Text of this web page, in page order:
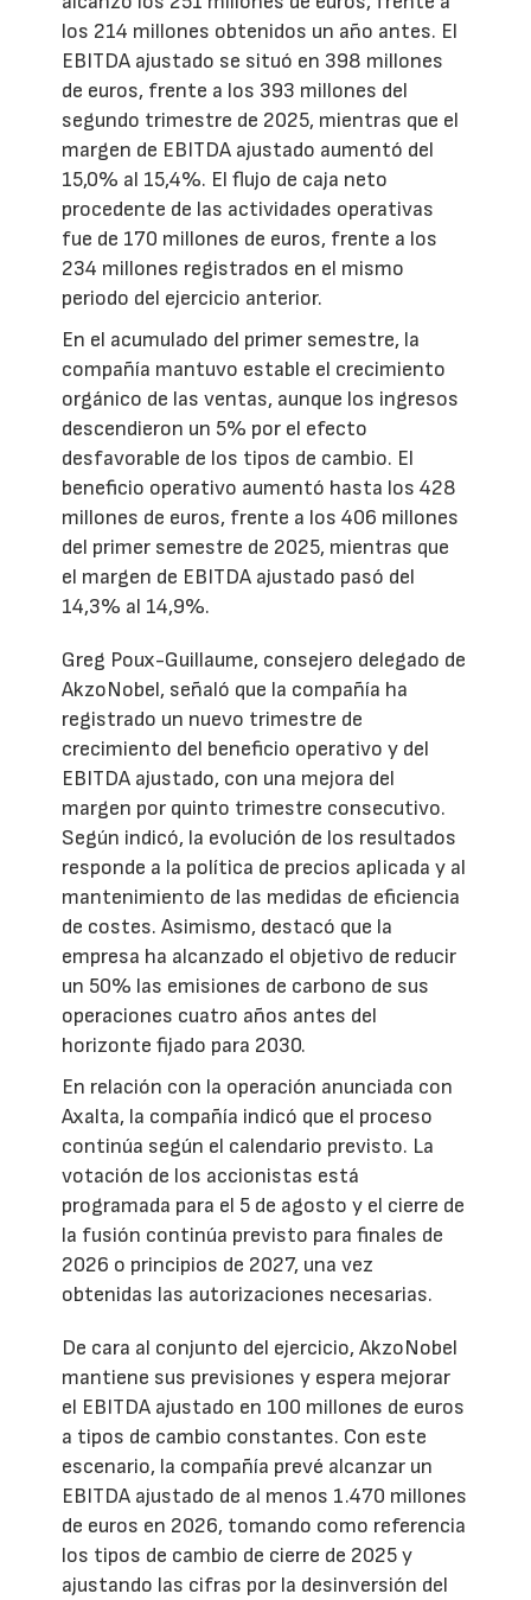
los 214 millones obtenidos un año antes. El
EBITDA ajustado se situó en 398 millones
de euros, frente a los 393 millones del
segundo trimestre de 2025, mientras que el
margen de EBITDA ajustado aumentó del
15,0% al 15,4%. El flujo de caja neto
procedente de las actividades operativas
fue de 170 millones de euros, frente a los
234 millones registrados en el mismo
periodo del ejercicio anterior.
En el acumulado del primer semestre, la
compañía mantuvo estable el crecimiento
orgánico de las ventas, aunque los ingresos
descendieron un 5% por el efecto
desfavorable de los tipos de cambio. El
beneficio operativo aumentó hasta los 428
millones de euros, frente a los 406 millones
del primer semestre de 2025, mientras que
el margen de EBITDA ajustado pasó del
14,3% al 14,9%.
Greg Poux-Guillaume, consejero delegado de
AkzoNobel, señaló que la compañía ha
registrado un nuevo trimestre de
crecimiento del beneficio operativo y del
EBITDA ajustado, con una mejora del
margen por quinto trimestre consecutivo.
Según indicó, la evolución de los resultados
responde a la política de precios aplicada y al
mantenimiento de las medidas de eficiencia
de costes. Asimismo, destacó que la
empresa ha alcanzado el objetivo de reducir
un 50% las emisiones de carbono de sus
operaciones cuatro años antes del
horizonte fijado para 2030.
En relación con la operación anunciada con
Axalta, la compañía indicó que el proceso
continúa según el calendario previsto. La
votación de los accionistas está
programada para el 5 de agosto y el cierre de
la fusión continúa previsto para finales de
2026 o principios de 2027, una vez
obtenidas las autorizaciones necesarias.
De cara al conjunto del ejercicio, AkzoNobel
mantiene sus previsiones y espera mejorar
el EBITDA ajustado en 100 millones de euros
a tipos de cambio constantes. Con este
escenario, la compañía prevé alcanzar un
EBITDA ajustado de al menos 1.470 millones
de euros en 2026, tomando como referencia
los tipos de cambio de cierre de 2025 y
ajustando las cifras por la desinversión del